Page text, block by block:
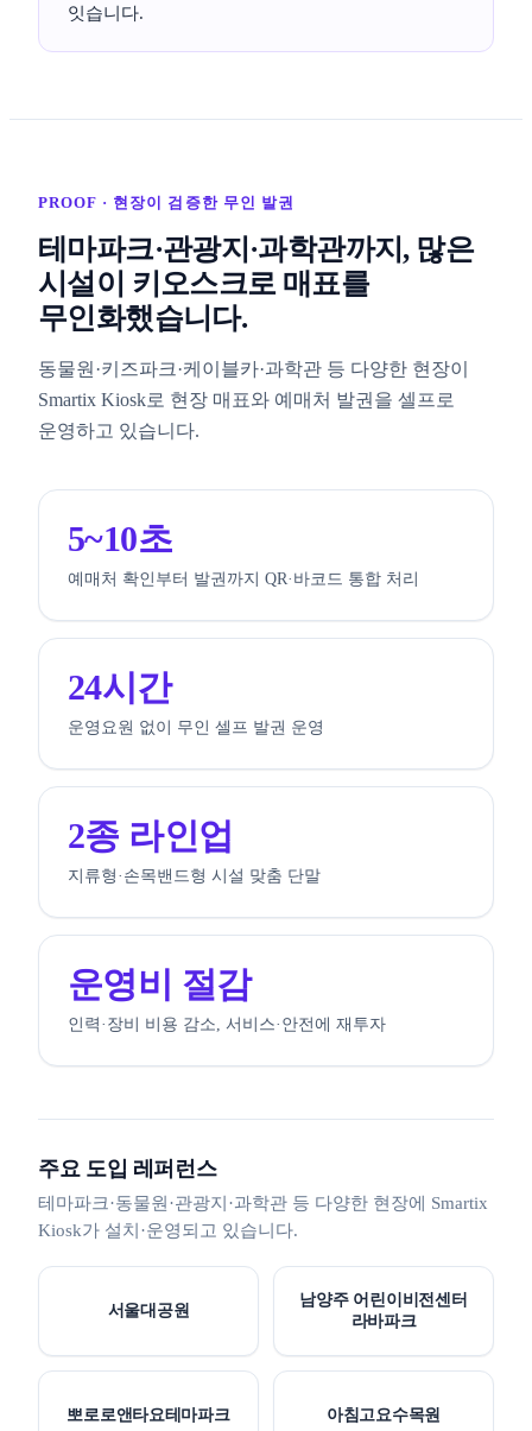
잇습니다.
PROOF · 현장이 검증한 무인 발권
테마파크·관광지·과학관까지, 많은
시설이 키오스크로 매표를
무인화했습니다.
동물원·키즈파크·케이블카·과학관 등 다양한 현장이
Smartix Kiosk로 현장 매표와 예매처 발권을 셀프로
운영하고 있습니다.
5~10초
예매처 확인부터 발권까지 QR·바코드 통합 처리
24시간
운영요원 없이 무인 셀프 발권 운영
2종 라인업
지류형·손목밴드형 시설 맞춤 단말
운영비 절감
인력·장비 비용 감소, 서비스·안전에 재투자
주요 도입 레퍼런스
테마파크·동물원·관광지·과학관 등 다양한 현장에 Smartix
Kiosk가 설치·운영되고 있습니다.
서울대공원
남양주 어린이비전센터
라바파크
뽀로로앤타요테마파크 아침고요수목원